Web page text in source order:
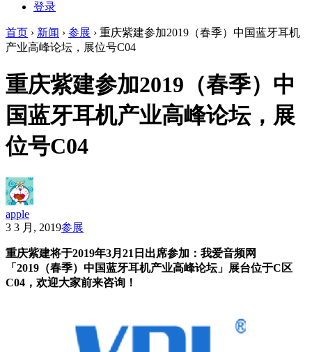
登录
首页 › 新闻 › 参展 › 重庆紫建参加2019（春季）中国蓝牙耳机
产业高峰论坛，展位号C04
重庆紫建参加2019（春季）中
国蓝牙耳机产业高峰论坛，展
位号C04
apple
3 3 月, 2019参展
重庆紫建将于2019年3月21日出席参加：我爱音频网
「2019（春季）中国蓝牙耳机产业高峰论坛」展台位于C区
C04，欢迎大家前来咨询！